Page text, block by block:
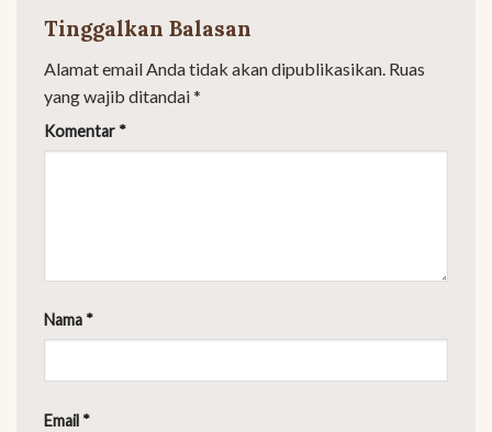
Tinggalkan Balasan
Alamat email Anda tidak akan dipublikasikan. Ruas
yang wajib ditandai*
Komentar *
Nama *
Email *